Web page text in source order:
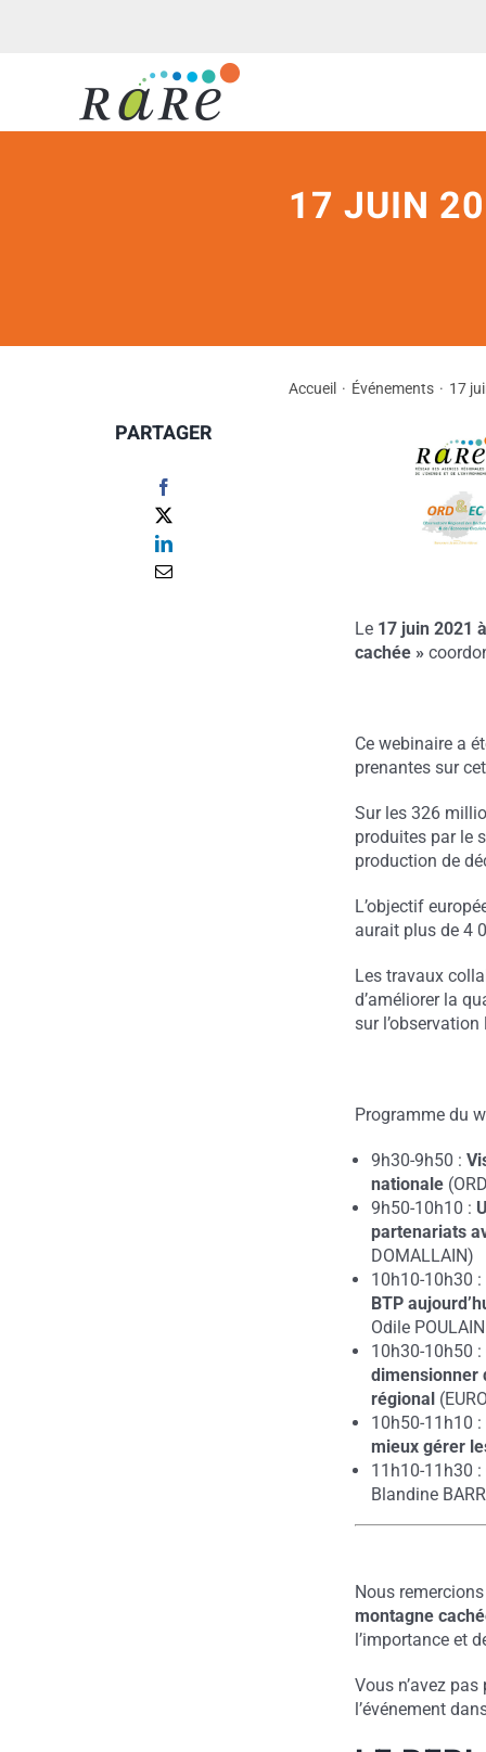
17 JUIN
Accueil Événements 17
PARTAGER
Le 17 juin 2021
cachée »
Ce webinaire a
prenantes sur
Sur les 326
produites par le
production de
L’objectif
aurait plus de 4
Les travaux
d’améliorer la
sur l’observation
Programme du
9h30-9h50 :
nationale
9h50-10h10 :
partenariats
DOMALLAIN)
10h10-10h30 :
BTP
Odile
10h30-10h50 :
dimensionner
régional
10h50-11h10 :
mieux gérer
11h10-11h30 :
Blandine
Nous
montagne
l’importance et
Vous n’avez
l’événement